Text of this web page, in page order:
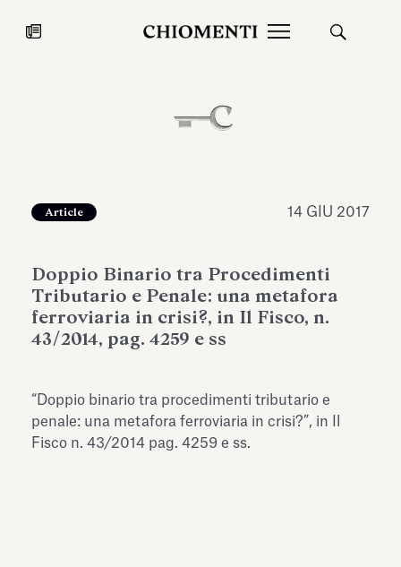
27 LUG 2026
ampliando gli spazi espositivi
dell’Antiquarium di Villa Albani
Torlonia
Leggi tutto
Article 14 GIU 2017
Doppio Binario tra Procedimenti
Tributario e Penale: una metafora
ferroviaria in crisi?, in Il Fisco, n.
43/2014, pag. 4259 e ss
“Doppio binario tra procedimenti tributario e
penale: una metafora ferroviaria in crisi?”, in Il
Fisco n. 43/2014 pag. 4259 e ss.